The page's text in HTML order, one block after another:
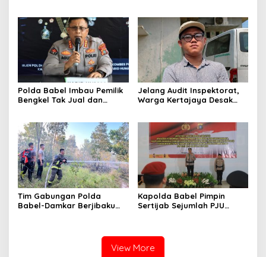
Babel
Polda Babel Imbau Pemilik
Bengkel Tak Jual dan
Jelang Audit Inspektorat,
Warga Kertajaya Desak
Dilakukan Transparan
Tim Gabungan Polda
Babel-Damkar Berjibaku
Kapolda Babel Pimpin
Sertijab Sejumlah PJU
View More